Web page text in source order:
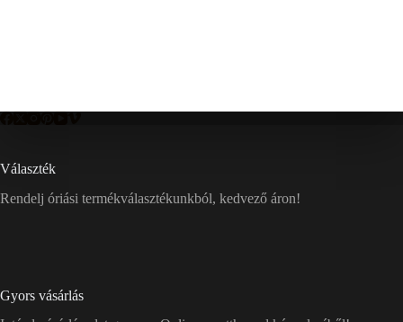
Választék
Rendelj óriási termékválasztékunkból, kedvező áron!
Gyors vásárlás